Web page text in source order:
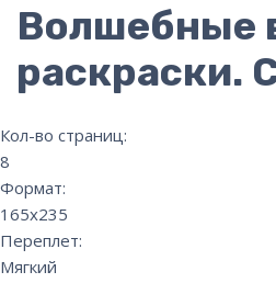
Волшебные
раскраски.
Кол-во страниц:
8
Формат:
165х235
Переплет:
Мягкий